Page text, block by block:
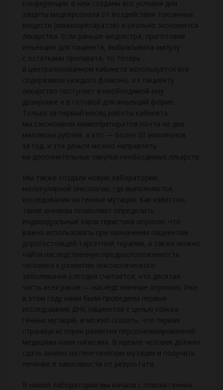
конференции: в нем созданы все условия для
защиты медперсонала от воздействия токсичных
веществ (химиопрепаратов) и реально экономятся
лекарства. Если раньше медсестра, приготовив
инъекцию для пациента, выбрасывала ампулу
с остатками препарата, то теперь
в централизованном кабинете используется все
содержимое каждого флакона, а к пациенту
лекарство поступает в необходимой ему
дозировке и в готовой для инъекций форме.
Только за первый месяц работы кабинета
мы сэкономили химиопрепаратов почти на два
миллиона рублей, а это — более 20 миллионов
за год, и эти деньги можно направлять
на дополнительные закупки необходимых лекарств.
Мы также создали новую лабораторию
молекулярной онкологии, где выполняются
исследования на генные мутации. Как известно,
такие анализы позволяют определить
индивидуальные характеристики опухоли, что
важно использовать при назначении пациентам
дорогостоящей таргетной терапии, а также можно
найти наследственную предрасположенность
человека к развитию онкологического
заболевания (сегодня считается, что десятая
часть всех раков — наследственные опухоли). Уже
в этом году нами были проведены первые
исследования ДНК пациентов с целью поиска
генных мутаций, и можно сказать, что первая
страница истории развития персонализированной
медицины нами написана. В идеале человек должен
сдать анализ на генетические мутации и получать
лечение в зависимости от результата.
В нашей лаборатории мы начали с поиска генных